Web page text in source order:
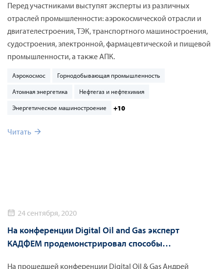
отраслях промышленности
Перед участниками выступят эксперты из различных
отраслей промышленности: аэрокосмической отрасли и
двигателестроения, ТЭК, транспортного машиностроения,
судостроения, электронной, фармацевтической и пищевой
промышленности, а также АПК.
Аэрокосмос Горнодобывающая промышленность
Атомная энергетика Нефтегаз и нефтехимия
Энергетическое машиностроение +10
Читать
24 сентября, 2020
На конференции Digital Oil and Gas эксперт
КАДФЕМ продемонстрировал способы
На прошедшей конференции Digital Oil & Gas Андрей